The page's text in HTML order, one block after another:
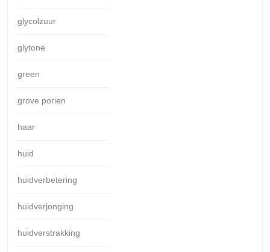
glycolzuur
glytone
green
grove porien
haar
huid
huidverbetering
huidverjonging
huidverstrakking